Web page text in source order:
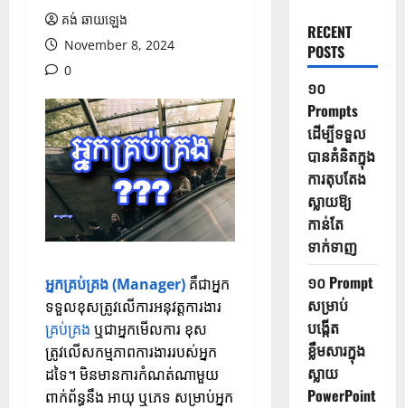
គង់ ឆាយឡេង
November 8, 2024
0
អ្នកគ្រប់គ្រង (Manager) គឺជាអ្នក
ទទួលខុសត្រូវលើការអនុវត្តការងារ
គ្រប់គ្រង ឬជាអ្នកមើលការ ខុស
ត្រូវលើសកម្មភាពការងាររបស់អ្នក
ដទៃ។ មិនមានការកំណត់ណាមួយ
ពាក់ព័ន្ធនឹង អាយុ ឬភេទ សម្រាប់អ្នក
RECENT
POSTS
១០
Prompts
ដើម្បីទទួល
បានគំនិតក្នុង
ការតុបតែង
ស្លាយឱ្យ
កាន់តែ
ទាក់ទាញ
១០ Prompt
សម្រាប់
បង្កើត
ខ្លឹមសារក្នុង
ស្លាយ
PowerPoint